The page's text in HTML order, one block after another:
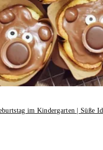
im Kindergarten | Süße